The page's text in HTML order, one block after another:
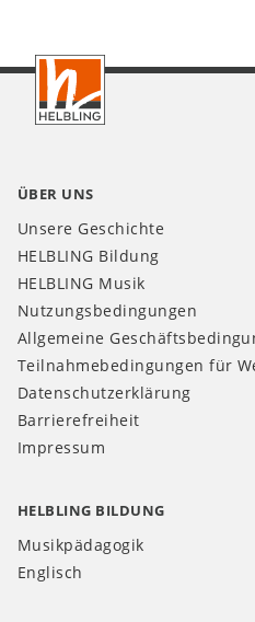
Footer
CH
ÜBER UNS
Unsere Geschichte
HELBLING Bildung
HELBLING Musik
Nutzungsbedingungen
Allgemeine
Teilnahmebedingungen für
Datenschutzerklärung
Barrierefreiheit
Impressum
HELBLING BILDUNG
Musikpädagogik
Englisch